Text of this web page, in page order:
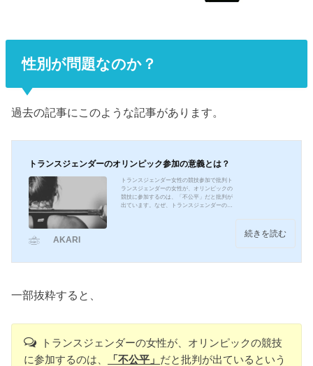
性別が問題なのか？
過去の記事にこのような記事があります。
トランスジェンダーのオリンピック参加の意義とは？
トランスジェンダー女性の競技参加で批判ト
ランスジェンダーの女性が、オリンピックの
競技に参加するのは、「不公平」だと批判が
出ています。なぜ、トランスジェンダーの女
ます。トランスジェンダーアスリートへの思
続きを読む
AKARI
一部抜粋すると、
トランスジェンダーの女性が、オリンピックの競技
に参加するのは、
「不公平」 だと批判が出ているという